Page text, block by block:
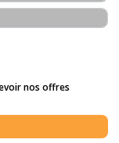
nos offres